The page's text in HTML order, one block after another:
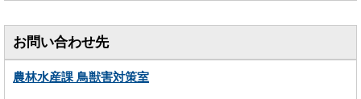
お問い合わせ先
農林水産課 鳥獣害対策室